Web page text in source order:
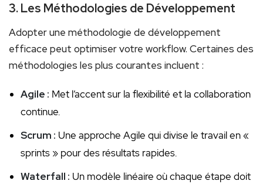
3. Les Méthodologies de Développement
Adopter une méthodologie de développement
efficace peut⁤ optimiser votre workflow. Certaines des
méthodologies les plus courantes incluent :
Agile : Met l’accent sur la flexibilité‌ et ‌la collaboration
continue.
Scrum : Une approche Agile qui divise le travail en «
⁢sprints »⁣ pour des résultats rapides.
Waterfall : Un modèle linéaire où chaque étape doit